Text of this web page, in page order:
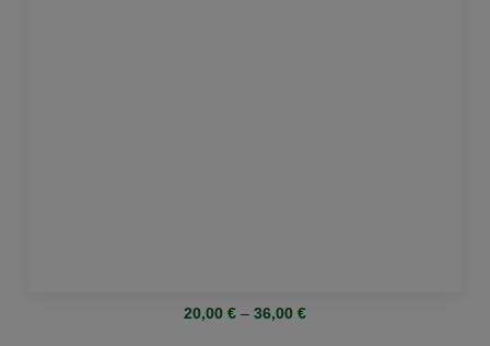
20,00 € – 36,00 €Price